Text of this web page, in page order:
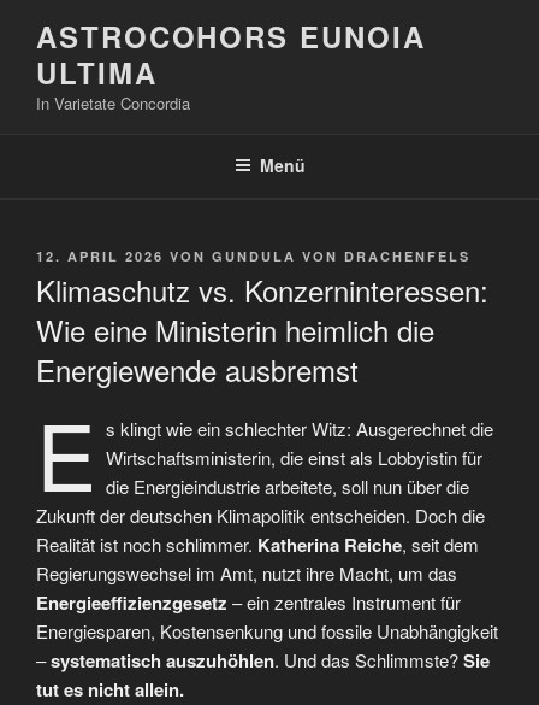
Inhalt
springen
ASTROCOHORS EUNOIA
ULTIMA
In Varietate Concordia
Menü
VERÖFFENTLICHT
12. APRIL 2026 VON GUNDULA VON DRACHENFELS
Klimaschutz vs. Konzerninteressen:
Wie eine Ministerin heimlich die
Energiewende ausbremst
E s klingt wie ein schlechter Witz: Ausgerechnet die
Wirtschaftsministerin, die einst als Lobbyistin für
die Energieindustrie arbeitete, soll nun über die
Zukunft der deutschen Klimapolitik entscheiden. Doch die
Realität ist noch schlimmer. Katherina Reiche, seit dem
Regierungswechsel im Amt, nutzt ihre Macht, um das
Energieeffizienzgesetz – ein zentrales Instrument für
Energiesparen, Kostensenkung und fossile Unabhängigkeit
–systematisch auszuhöhlen. Und das Schlimmste?Sie
tut es nicht allein.